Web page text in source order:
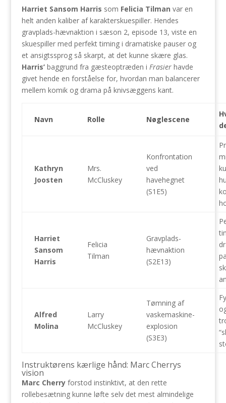
Harriet Sansom Harris som Felicia Tilman var en
helt anden kaliber af karakterskuespiller. Hendes
gravplads-hævnaktion i sæson 2, episode 13, viste en
skuespiller med perfekt timing i dramatiske pauser og
et ansigtssprog så skarpt, at det kunne skære glas.
Harris’baggrund fra gæsteoptræden i Frasierhavde
givet hende en forståelse for, hvordan man balancerer
mellem komik og drama på knivsæggens kant.
Navn Rolle Nøglescene
Kathryn
Joosten
Mrs.
McCluskey
Konfrontation
ved
havehegnet
(S1E5)
Harriet
Sansom
Harris
Felicia
Tilman
Gravplads-
hævnaktion
(S2E13)
Alfred
Molina
Larry
McCluskey
Tømning af
vaskemaskine-
explosion
(S3E3)
Instruktørens kærlige hånd: Marc Cherrys
vision
Marc Cherryforstod instinktivt, at den rette
rollebesætning kunne løfte selv det mest almindelige